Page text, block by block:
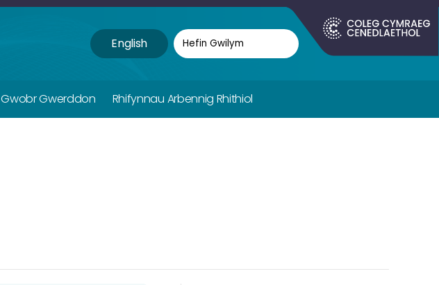
English
Gwobr Gwerddon Rhifynnau Arbennig Rhithiol